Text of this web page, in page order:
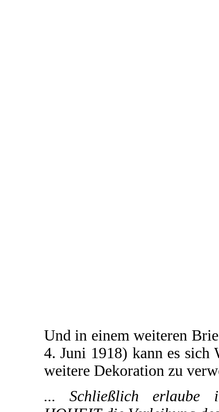
Und in einem weiteren
4. Juni 1918) kann es
weitere Dekoration zu
... Schließlich erlaube